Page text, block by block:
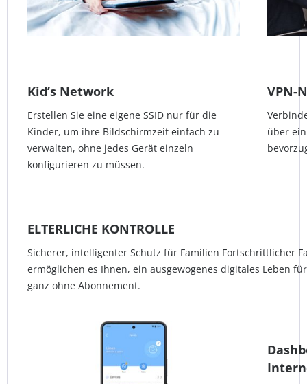
Kid’s Network
Erstellen Sie eine eigene SSID nur für die
Kinder, um ihre Bildschirmzeit einfach zu
verwalten, ohne jedes Gerät einzeln
konfigurieren zu müssen.
VPN-
über
ELTERLICHE KONTROLLE
Sicherer, intelligenter Schutz für Familien Fortschrittlicher
ermöglichen es Ihnen, ein ausgewogenes digitales Leben
ganz ohne Abonnement.